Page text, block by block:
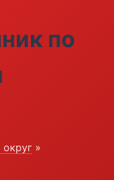
по
»